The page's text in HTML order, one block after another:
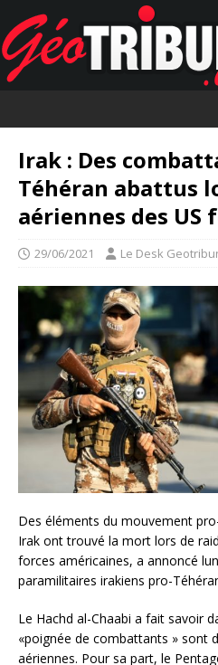
Irak : Des
Téhéran abattus
aériennes des US
29/06/2021 Le Desk
Des éléments du mouvement
Irak ont trouvé la mort lors de
forces américaines, a annoncé
paramilitaires irakiens pro-
Le Hachd al-Chaabi a fait savoir
«poignée de combattants » sont
aériennes. Pour sa part, le